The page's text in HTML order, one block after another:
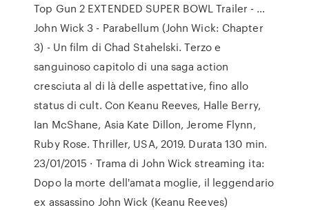
Top Gun 2 EXTENDED SUPER BOWL Trailer - …
John Wick 3 - Parabellum (John Wick: Chapter
3) - Un film di Chad Stahelski. Terzo e
sanguinoso capitolo di una saga action
cresciuta al di là delle aspettative, fino allo
status di cult. Con Keanu Reeves, Halle Berry,
Ian McShane, Asia Kate Dillon, Jerome Flynn,
Ruby Rose. Thriller, USA, 2019. Durata 130 min.
23/01/2015 · Trama di John Wick streaming ita:
Dopo la morte dell'amata moglie, il leggendario
ex assassino John Wick (Keanu Reeves)